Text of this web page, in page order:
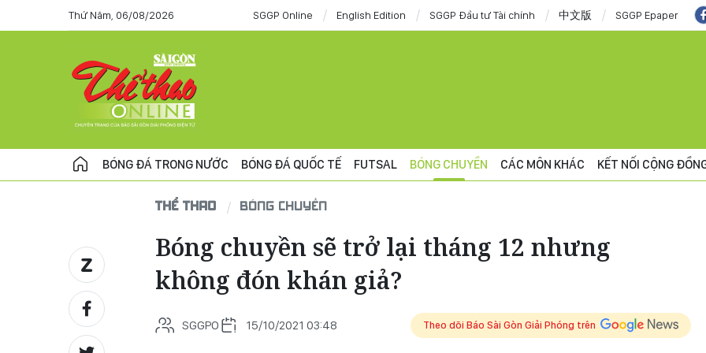
Thứ Năm, 06/08/2026 SGGP Online English Edition SGGP Đầu tư Tài chính 中文版 SGGP Epaper
BÓNG ĐÁ TRONG NƯỚC BÓNG ĐÁ QUỐC TẾ FUTSAL BÓNG CHUYỀN CÁC MÔN KHÁC KẾT NỐI CỘNG
THỂ THAO BÓNG CHUYỀN
Bóng chuyền sẽ trở lại tháng 12 nhưng
không đón khán giả?
SGGPO 15/10/2021 03:48 Theo dõi Báo Sài Gòn Giải Phóng trên